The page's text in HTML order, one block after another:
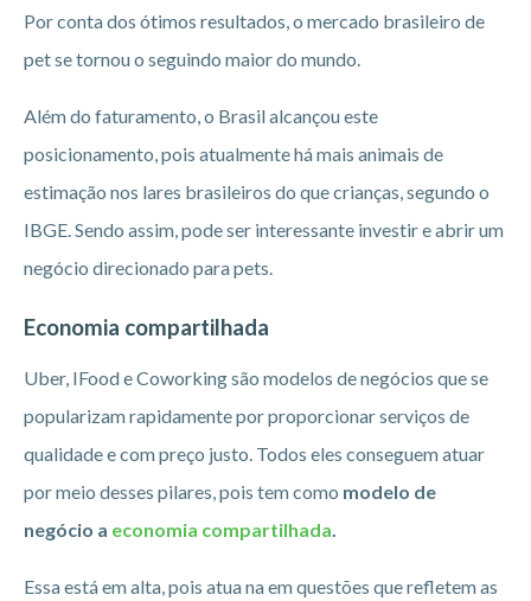
Por conta dos ótimos resultados, o mercado brasileiro de
pet se tornou o seguindo maior do mundo.
Além do faturamento, o Brasil alcançou este
posicionamento, pois atualmente há mais animais de
estimação nos lares brasileiros do que crianças, segundo o
IBGE. Sendo assim, pode ser interessante investir e abrir um
negócio direcionado para pets.
Economia compartilhada
Uber, IFood e Coworking são modelos de negócios que se
popularizam rapidamente por proporcionar serviços de
qualidade e com preço justo. Todos eles conseguem atuar
por meio desses pilares, pois tem como modelo de
negócio a economia compartilhada.
Essa está em alta, pois atua na em questões que refletem as